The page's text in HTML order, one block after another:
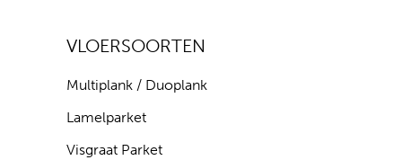
VLOERSOORTEN
Multiplank / Duoplank
Lamelparket
Visgraat Parket